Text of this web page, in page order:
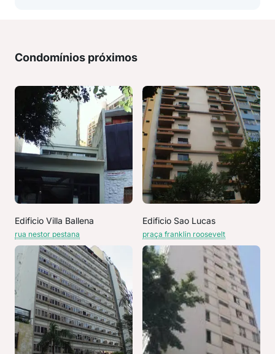
Condomínios próximos
Edificio Villa Ballena
rua nestor pestana
Edificio Sao Lucas
praça franklin roosevelt